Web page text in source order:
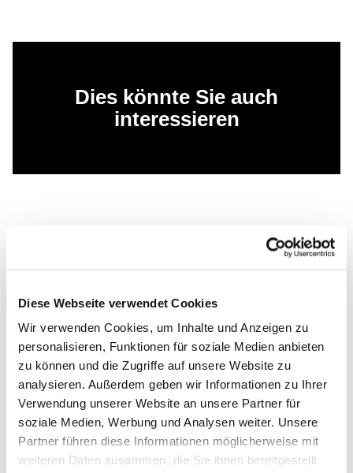
Diese Webseite verwendet Cookies
Wir verwenden Cookies, um Inhalte und Anzeigen zu
personalisieren, Funktionen für soziale Medien anbieten
zu können und die Zugriffe auf unsere Website zu
analysieren. Außerdem geben wir Informationen zu Ihrer
Verwendung unserer Website an unsere Partner für
soziale Medien, Werbung und Analysen weiter. Unsere
Partner führen diese Informationen möglicherweise mit
weiteren Daten zusammen, die Sie ihnen bereitgestellt
Dies könnte Sie auch
interessieren